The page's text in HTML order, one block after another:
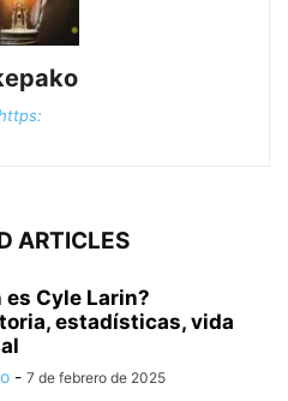
ARTICLES
es Cyle Larin?
estadísticas, vida
- 7 de febrero de 2025